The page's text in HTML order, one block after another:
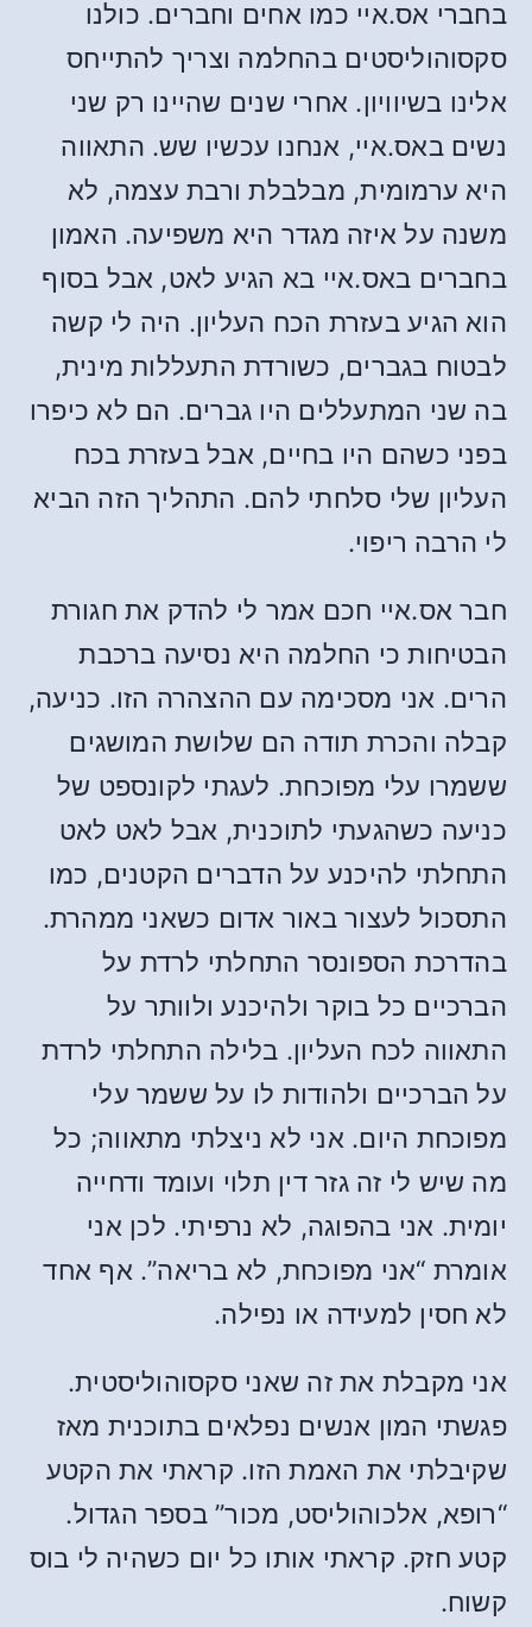
בחברי אס.איי כמו אחים וחברים. כולנו
סקסוהוליסטים בהחלמה וצריך להתייחס
אלינו בשיוויון. אחרי שנים שהיינו רק שני
נשים באס.איי, אנחנו עכשיו שש. התאווה
היא ערמומית, מבלבלת ורבת עצמה, לא
משנה על איזה מגדר היא משפיעה. האמון
בחברים באס.איי בא הגיע לאט, אבל בסוף
הוא הגיע בעזרת הכח העליון. היה לי קשה
לבטוח בגברים, כשורדת התעללות מינית,
בה שני המתעללים היו גברים. הם לא כיפרו
בפני כשהם היו בחיים, אבל בעזרת בכח
העליון שלי סלחתי להם. התהליך הזה הביא
לי הרבה ריפוי.
חבר אס.איי חכם אמר לי להדק את חגורת
הבטיחות כי החלמה היא נסיעה ברכבת
הרים. אני מסכימה עם ההצהרה הזו. כניעה,
קבלה והכרת תודה הם שלושת המושגים
ששמרו עלי מפוכחת. לעגתי לקונספט של
כניעה כשהגעתי לתוכנית, אבל לאט לאט
התחלתי להיכנע על הדברים הקטנים, כמו
התסכול לעצור באור אדום כשאני ממהרת.
בהדרכת הספונסר התחלתי לרדת על
הברכיים כל בוקר ולהיכנע ולוותר על
התאווה לכח העליון. בלילה התחלתי לרדת
על הברכיים ולהודות לו על ששמר עלי
מפוכחת היום. אני לא ניצלתי מתאווה; כל
מה שיש לי זה גזר דין תלוי ועומד ודחייה
יומית. אני בהפוגה, לא נרפיתי. לכן אני
אומרת “אני מפוכחת, לא בריאה”. אף אחד
לא חסין למעידה או נפילה.
אני מקבלת את זה שאני סקסוהוליסטית.
פגשתי המון אנשים נפלאים בתוכנית מאז
שקיבלתי את האמת הזו. קראתי את הקטע
“רופא, אלכוהוליסט, מכור” בספר הגדול.
קטע חזק. קראתי אותו כל יום כשהיה לי בוס
קשוח.